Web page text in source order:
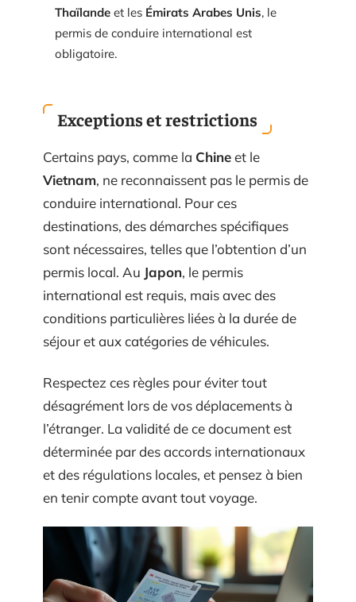
Thaïlande et les Émirats Arabes Unis, le
permis de conduire international est
obligatoire.
Exceptions et restrictions
Certains pays, comme la Chineet le
Vietnam, ne reconnaissent pas le permis de
conduire international. Pour ces
destinations, des démarches spécifiques
sont nécessaires, telles que l’obtention d’un
permis local. Au Japon, le permis
international est requis, mais avec des
conditions particulières liées à la durée de
séjour et aux catégories de véhicules.
Respectez ces règles pour éviter tout
désagrément lors de vos déplacements à
l’étranger. La validité de ce document est
déterminée par des accords internationaux
et des régulations locales, et pensez à bien
en tenir compte avant tout voyage.